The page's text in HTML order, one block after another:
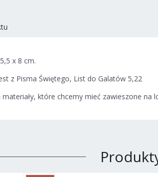
x 8 cm.
z Pisma Świętego, List do Galatów 5,22
które chcemy mieć zawieszone na